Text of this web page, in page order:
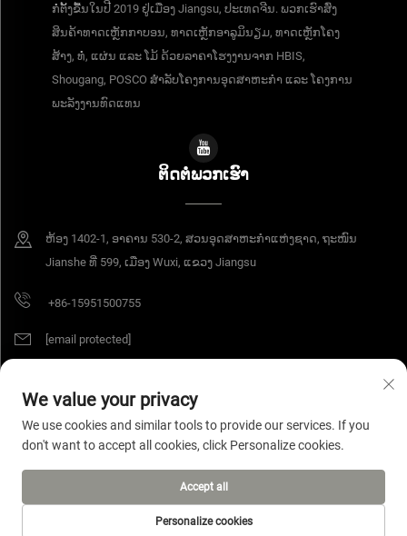
ກໍ່ຕັ້ງຂື້ນໃນປີ 2019 ຢູ່ເມືອງ Jiangsu, ປະເທດຈີນ. ພວກເຮົາສົ່ງ
ສິນຄ້າທາດເຫຼັກກາບອນ, ທາດເຫຼັກອາລູມິນຽມ, ທາດເຫຼັກໂຄງ
ສ້າງ, ທໍ່, ແຜ່ນ ແລະ ໂມ້ ດ້ວຍລາຄາໂຮງງານຈາກ HBIS,
Shougang, POSCO ສໍາລັບໂຄງການອຸດສາຫະກໍາ ແລະ ໂຄງການ
ພະລັງງານທົດແທນ
ຕິດຕໍ່ພວກເຮົາ
ຫ້ອງ 1402-1, ອາຄານ 530-2, ສວນອຸດສາຫະກຳແຫ່ງຊາດ, ຖະໜົນ
Jianshe ທີ່ 599, ເມືອງ Wuxi, ແຂວງ Jiangsu
+86-15951500755
[email protected]
ລິຂະສິດ © 2026 Jiangsu Yangang Materials Co., Ltd. ສິດທິທັງໝົດຖືກຮັກສາໄວ້.
ນະໂຍບາຍຄວາມເປັນສ່ວນຕົວ
We value your privacy
We use cookies and similar tools to provide our services. If you
don't want to accept all cookies, click Personalize cookies.
Personalize cookies
Accept all